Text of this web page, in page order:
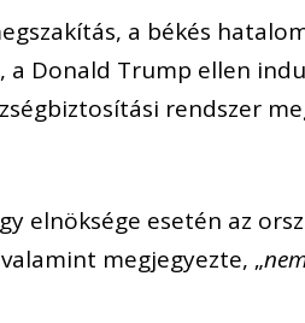
a békés
a Donald Trump ellen
rendszer
elnöksége esetén az
megjegyezte, „